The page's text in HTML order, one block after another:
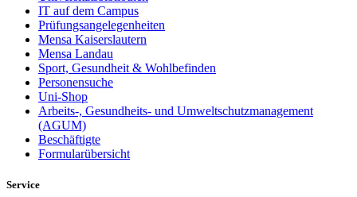
IT auf dem Campus
Prüfungsangelegenheiten
Mensa Kaiserslautern
Mensa Landau
Sport, Gesundheit & Wohlbefinden
Personensuche
Uni-Shop
Arbeits-, Gesundheits- und Umweltschutzmanagement
(AGUM)
Beschäftigte
Formularübersicht
Service